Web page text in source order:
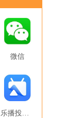
微信
乐播投屏PC版